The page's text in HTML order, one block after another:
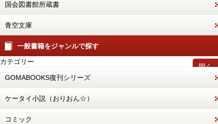
国会図書館所蔵書
青空文庫
一般書籍をジャンルで探す
開く
カテゴリー
GOMABOOKS復刊シリーズ
ケータイ小説（おりおん☆）
コミック